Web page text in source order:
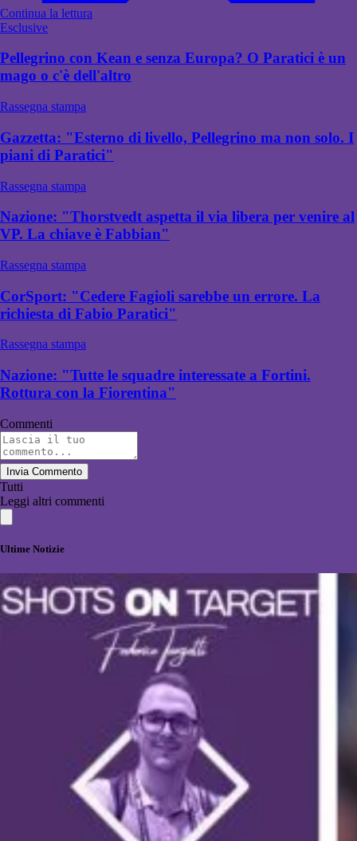
Continua la lettura
Esclusive
Pellegrino con Kean e senza Europa? O Paratici è un
mago o c'è dell'altro
Rassegna stampa
Gazzetta: "Esterno di livello, Pellegrino ma non solo. I
piani di Paratici"
Rassegna stampa
Nazione: "Thorstvedt aspetta il via libera per venire al
VP. La chiave è Fabbian"
Rassegna stampa
CorSport: "Cedere Fagioli sarebbe un errore. La
richiesta di Fabio Paratici"
Rassegna stampa
Nazione: "Tutte le squadre interessate a Fortini.
Rottura con la Fiorentina"
Commenti
Invia Commento
Tutti
Leggi altri commenti
Ultime Notizie